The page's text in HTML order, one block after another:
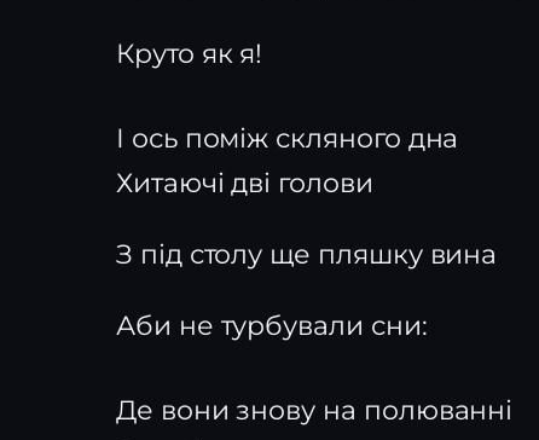
Круто як я!
І ось поміж скляного дна
Хитаючі дві голови
З під столу ще пляшку вина
Аби не турбували сни:
Де вони знову на полюванні